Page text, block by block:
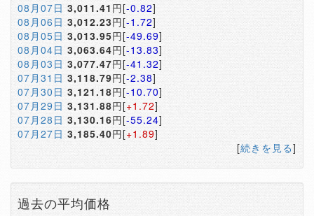
08月07日 3,011.41 円[-0.82]
08月06日 3,012.23円[-1.72]
08月05日 3,013.95円[-49.69]
08月04日 3,063.64円[-13.83]
08月03日 3,077.47円[-41.32]
07月31日 3,118.79円[-2.38]
07月30日 3,121.18円[-10.70]
07月29日 3,131.88円[+1.72]
07月28日 3,130.16円[-55.24]
07月27日 3,185.40円[+1.89]
[続きを見る]
過去の平均価格